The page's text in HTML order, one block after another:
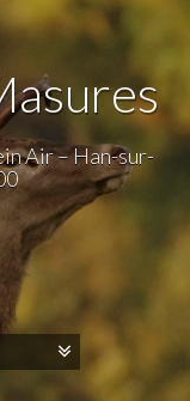
Air – Han-sur-